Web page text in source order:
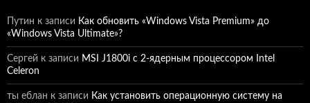
Путин к записи Как обновить «Windows Vista Premium» до
«Windows Vista Ultimate»?
Сергей к записи MSI J1800i с 2-ядерным процессором Intel
Celeron
ты еблан к записи Как установить операционную систему на